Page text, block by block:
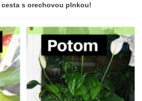
s orechovou plnkou!